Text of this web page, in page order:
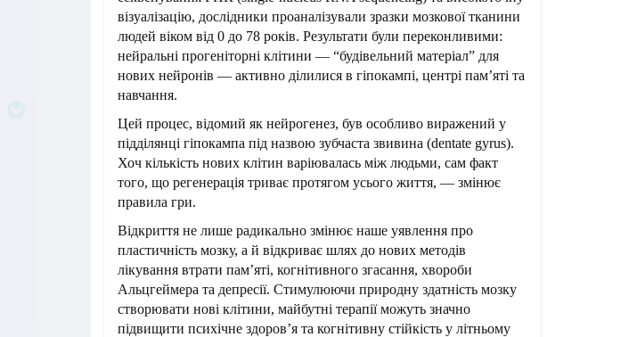
візуалізацію, дослідники проаналізували зразки мозкової тканини
людей віком від 0 до 78 років. Результати були переконливими:
нейральні прогеніторні клітини — “будівельний матеріал” для
нових нейронів — активно ділилися в гіпокампі, центрі пам’яті та
навчання.
Цей процес, відомий як нейрогенез, був особливо виражений у
підділянці гіпокампа під назвою зубчаста звивина (dentate gyrus).
Хоч кількість нових клітин варіювалась між людьми, сам факт
того, що регенерація триває протягом усього життя, — змінює
правила гри.
Відкриття не лише радикально змінює наше уявлення про
пластичність мозку, а й відкриває шлях до нових методів
лікування втрати памʼяті, когнітивного згасання, хвороби
Альцгеймера та депресії. Стимулюючи природну здатність мозку
створювати нові клітини, майбутні терапії можуть значно
підвищити психічне здоровʼя та когнітивну стійкість у літньому